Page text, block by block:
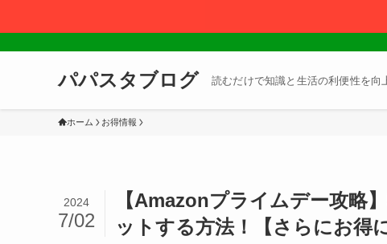
パパスタブログ 読むだけで知識と生活の利便性を向
ホーム お得情報
【Amazonプライムデー攻略
ットする方法！【さらにお得
2024
7/02